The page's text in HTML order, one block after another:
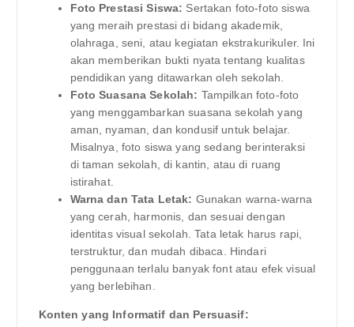
Foto Prestasi Siswa: Sertakan foto-foto siswa
yang meraih prestasi di bidang akademik,
olahraga, seni, atau kegiatan ekstrakurikuler. Ini
akan memberikan bukti nyata tentang kualitas
pendidikan yang ditawarkan oleh sekolah.
Foto Suasana Sekolah: Tampilkan foto-foto
yang menggambarkan suasana sekolah yang
aman, nyaman, dan kondusif untuk belajar.
Misalnya, foto siswa yang sedang berinteraksi
di taman sekolah, di kantin, atau di ruang
istirahat.
Warna dan Tata Letak: Gunakan warna-warna
yang cerah, harmonis, dan sesuai dengan
identitas visual sekolah. Tata letak harus rapi,
terstruktur, dan mudah dibaca. Hindari
penggunaan terlalu banyak font atau efek visual
yang berlebihan.
Konten yang Informatif dan Persuasif: